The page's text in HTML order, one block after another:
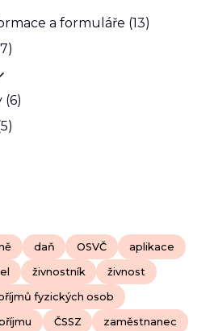
a formuláře (13)
(6)
daň OSVČ aplikace
živnostník živnost
fyzických osob
ČSSZ zaměstnanec